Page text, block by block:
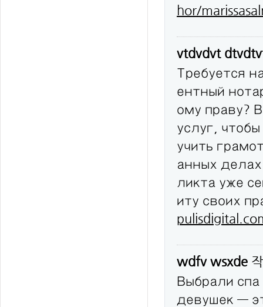
hor/
vtdvdvt
Требуется
ентный
ому праву?
услуг,
учить
анных
ликта уже
иту своих
wdfv wsxde
Выбрали
девушек —